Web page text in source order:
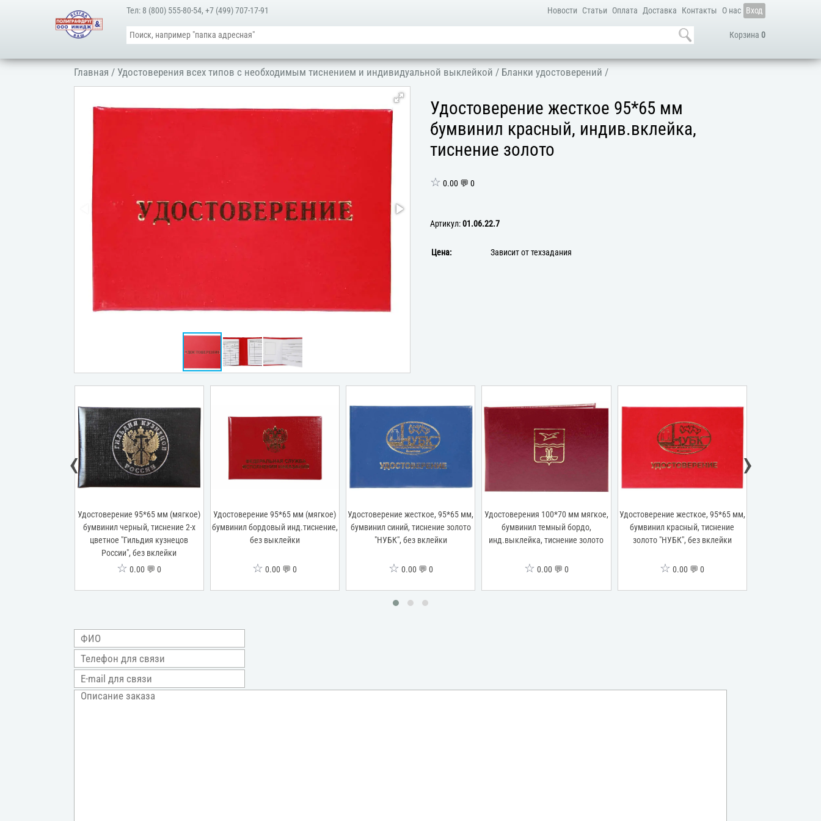
Новости Статьи Оплата Доставка Контакты О нас Вход
Корзина 0
Тел: 8 (800) 555-80-54,+7 (499) 707-17-91
Главная / Удостоверения всех типов с необходимым тиснением и индивидуальной выклейкой / Бланки удостоверений /
Удостоверение жесткое 95*65 мм
бумвинил красный, индив.вклейка,
тиснение золото
☆ 0.00 💬 0
Артикул:01.06.22.7
Цена: Зависит от техзадания
Удостоверение 95*65 мм (мягкое)
бумвинил черный, тиснение 2-х
цветное "Гильдия кузнецов
России", без вклейки
☆ 0.00 💬 0
Удостоверение 95*65 мм (мягкое)
бумвинил бордовый инд.тиснение,
без выклейки
☆ 0.00 💬 0
Удостоверение жесткое, 95*65 мм,
бумвинил синий, тиснение золото
"НУБК", без вклейки
☆ 0.00 💬 0
Удостоверения 100*70 мм мягкое,
бумвинил темный бордо,
инд.выклейка, тиснение золото
☆ 0.00 💬 0
Удостоверение жесткое, 95*65 мм,
бумвинил красный, тиснение
золото "НУБК", без вклейки
☆ 0.00 💬 0
‹ ›